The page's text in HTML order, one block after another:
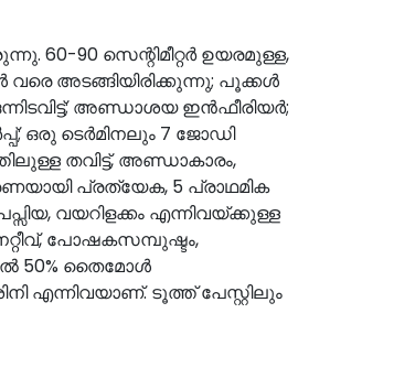
60-90 സെന്റിമീറ്റർ ഉയരമുള്ള,
അടങ്ങിയിരിക്കുന്നു; പൂക്കൾ
അണ്ഡാശയ ഇൻഫീരിയർ;
ഒരു ടെർമിനലും 7 ജോഡി
തവിട്ട്, അണ്ഡാകാരം,
പ്രത്യേക, 5 പ്രാഥമിക
വയറിളക്കം എന്നിവയ്ക്കുള്ള
പോഷകസമ്പുഷ്ടം,
50% തൈമോൾ
എന്നിവയാണ്. ടൂത്ത് പേസ്റ്റിലും